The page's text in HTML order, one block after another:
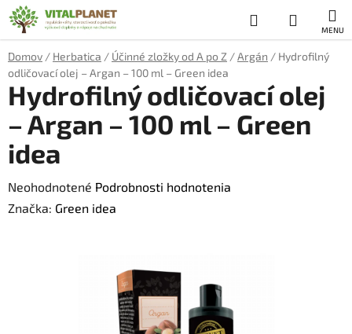
Prejsť
na
obsah
Hľadať
KOŠÍK
Domov / Herbatica / Účinné zložky od A po Z /Argán / Hydrofilný
odličovací olej – Argan – 100 ml – Green idea
Hydrofilný odličovací olej
– Argan – 100 ml – Green
idea
Priemerné
hodnotenie
Neohodnotené Podrobnosti hodnotenia
Značka: Green idea